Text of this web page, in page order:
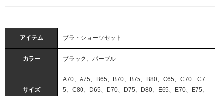
アイテム ブラ・ショーツセット
カラー ブラック、パープル
サイズ
A70、A75、B65、B70、B75、B80、C65、C70、C7
5、C80、D65、D70、D75、D80、E65、E70、E75、